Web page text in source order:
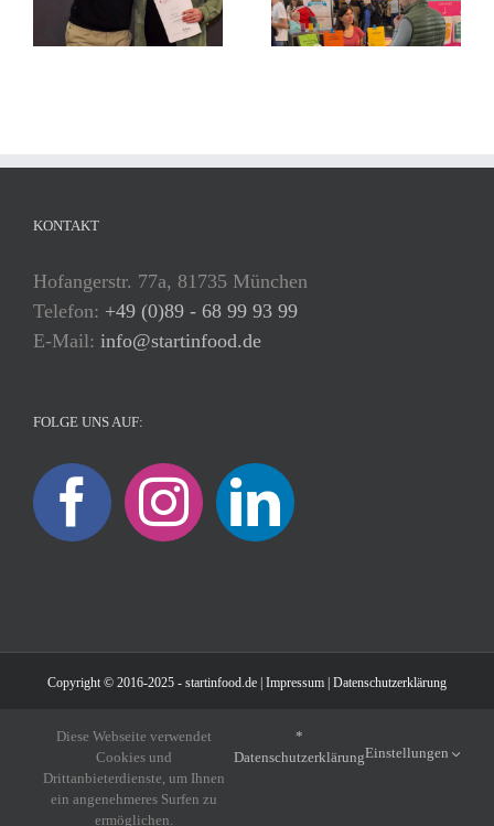
KONTAKT
Hofangerstr. 77a, 81735 München
Telefon: +49 (0)89 - 68 99 93 99
E-Mail: info@startinfood.de
FOLGE UNS AUF:
Copyright © 2016-2025 - startinfood.de | Impressum Datenschutzerklärung
Diese Webseite verwendet
Cookies und
Drittanbieterdienste, um Ihnen
ein angenehmeres Surfen zu
ermöglichen.
*
DatenschutzerklärungEinstellungen